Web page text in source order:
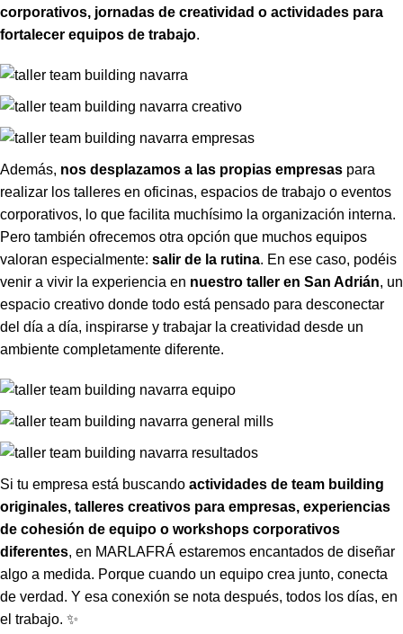
corporativos, jornadas de creatividad o actividades para
fortalecer equipos de trabajo.
Además, nos desplazamos a las propias empresas para
realizar los talleres en oficinas, espacios de trabajo o eventos
corporativos, lo que facilita muchísimo la organización interna.
Pero también ofrecemos otra opción que muchos equipos
valoran especialmente: salir de la rutina. En ese caso, podéis
venir a vivir la experiencia en nuestro taller en San Adrián, un
espacio creativo donde todo está pensado para desconectar
del día a día, inspirarse y trabajar la creatividad desde un
ambiente completamente diferente.
Si tu empresa está buscando actividades de team building
originales, talleres creativos para empresas, experiencias
de cohesión de equipo o workshops corporativos
diferentes, en MARLAFRÁ estaremos encantados de diseñar
algo a medida. Porque cuando un equipo crea junto, conecta
de verdad. Y esa conexión se nota después, todos los días, en
el trabajo. ✨